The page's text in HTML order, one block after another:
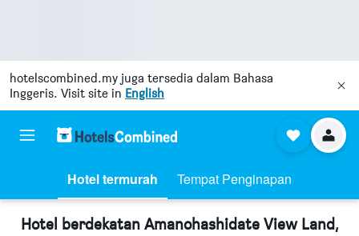
hotelscombined.my juga tersedia dalam Bahasa
Inggeris. Visit site in English
Hotel termurah Tempat Penginapan
Hotel berdekatan Amanohashidate View Land,